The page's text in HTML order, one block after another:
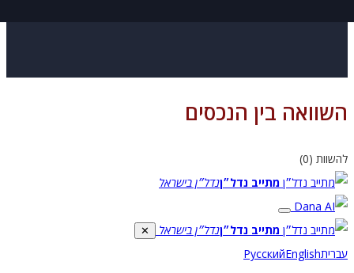
בין הנכסים
(
0
)
מתייב נדל״ןנדל״ן בישראל
מתייב נדל״ןנדל״ן בישראל ✕
РусскийEnglish